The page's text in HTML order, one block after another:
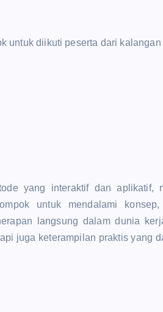
untuk diikuti peserta dari kalangan
yang interaktif dan aplikatif,
untuk mendalami
langsung dalam dunia
juga keterampilan praktis yang